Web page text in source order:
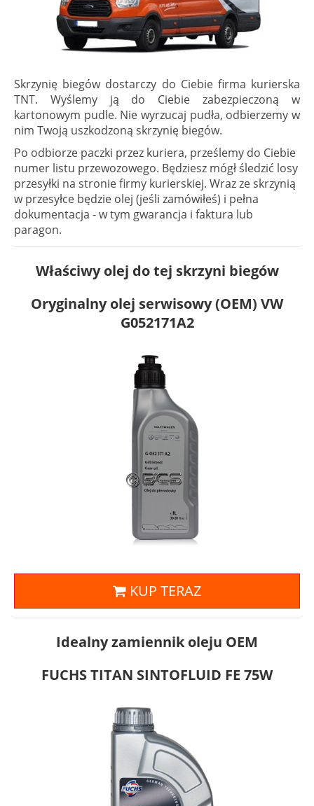
Skrzynię biegów dostarczy do Ciebie firma kurierska
TNT. Wyślemy ją do Ciebie zabezpieczoną w
kartonowym pudle. Nie wyrzucaj pudła, odbierzemy w
nim Twoją uszkodzoną skrzynię biegów.
Po odbiorze paczki przez kuriera, prześlemy do Ciebie
numer listu przewozowego. Będziesz mógł śledzić losy
przesyłki na stronie firmy kurierskiej. Wraz ze skrzynią
w przesyłce będzie olej (jeśli zamówiłeś) i pełna
dokumentacja - w tym gwarancja i faktura lub
paragon.
Właściwy olej do tej skrzyni biegów
Oryginalny olej serwisowy (OEM) VW
G052171A2
KUP TERAZ
Idealny zamiennik oleju OEM
FUCHS TITAN SINTOFLUID FE 75W